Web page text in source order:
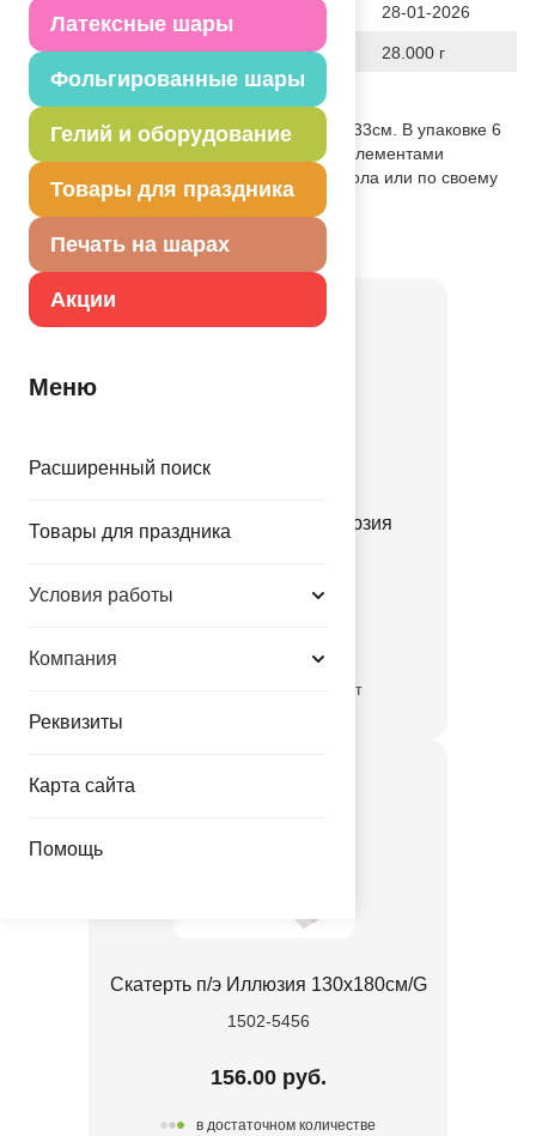
Латексные шары
Фольгированные шары
Гелий и оборудование
Товары для праздника
Печать на шарах
Акции
Меню
Расширенный поиск
Товары для праздника
Условия работы
Компания
Реквизиты
Карта сайта
Помощь
Дата последнего изменения элемента 28-01-2026
Вес 28.000 г
Описание товара
Двухслойная салфетка размером 33см*33см. В упаковке 6
шт. Используется совместно с другими элементами
коллекции по дизайну как украшение стола или по своему
непосредственному назначению.
Товар из коллекцииИллюзия
Тарелка фигурная Иллюзия
временно отсутствует
Скатерть п/э Иллюзия 130х180см/G
1502-5456
156.00 руб.
в достаточном количестве